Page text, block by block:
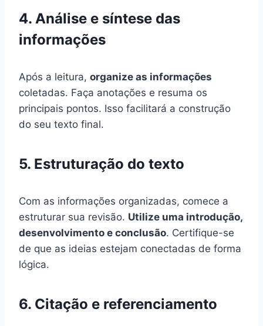
4. Análise e síntese das
informações
Após a leitura, organize as informações
coletadas. Faça anotações e resuma os
principais pontos. Isso facilitará a construção
do seu texto final.
5. Estruturação do texto
Com as informações organizadas, comece a
estruturar sua revisão. Utilize uma introdução,
desenvolvimento e conclusão. Certifique-se
de que as ideias estejam conectadas de forma
lógica.
6. Citação e referenciamento